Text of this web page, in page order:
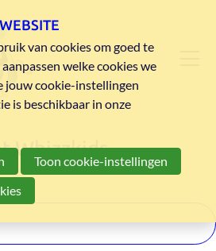
Whizzkids
van cookies om goed te
welke cookies we
jouw cookie-instellingen
is beschikbaar in onze
Toon cookie-instellingen